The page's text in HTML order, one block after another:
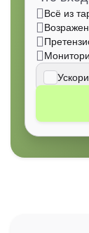
Всё из